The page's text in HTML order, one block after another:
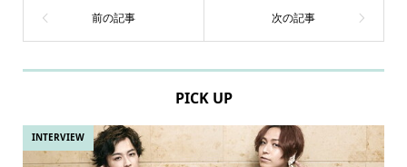
PICK UP
INTERVIEW